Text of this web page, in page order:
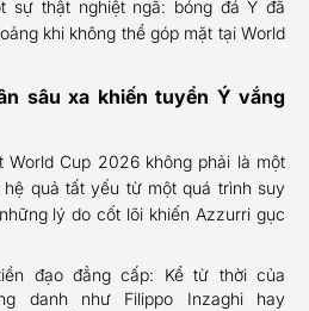
sự thật nghiệt ngã: bóng đá Ý đã
khi không thể góp mặt tại World
sâu xa khiến tuyển Ý vắng
World Cup 2026 không phải là một
quả tất yếu từ một quá trình suy
lý do cốt lõi khiến Azzurri gục
đạo đẳng cấp: Kể từ thời của
danh như Filippo Inzaghi hay